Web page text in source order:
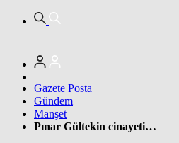
Gazete Posta
Gündem
Manşet
Pınar Gültekin cinayeti…